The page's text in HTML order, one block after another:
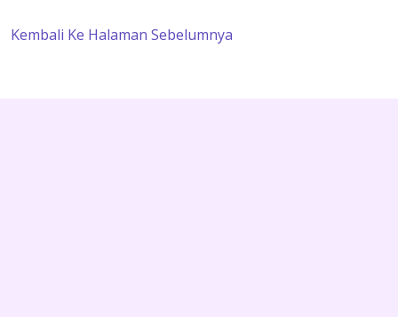
Kembali Ke Halaman Sebelumnya